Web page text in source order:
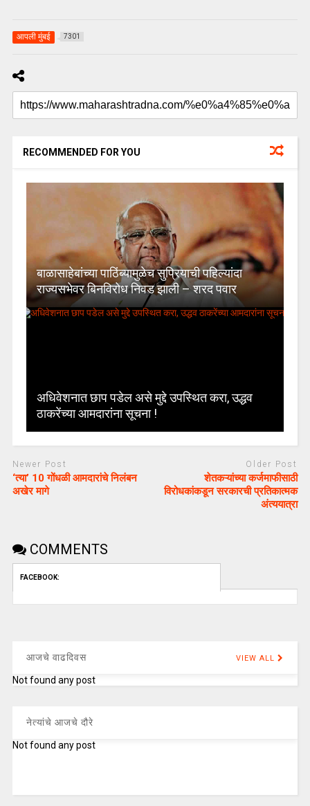
आपली मुंबई 7301
RECOMMENDED FOR YOU
बाळासाहेबांच्या पाठिंब्यामुळेच सुप्रियाची पहिल्यांदा
राज्यसभेवर बिनविरोध निवड झाली – शरद पवार
अधिवेशनात छाप पडेल असे मुद्दे उपस्थित करा, उद्धव
ठाकरेंच्या आमदारांना सूचना !
Newer Post
‘त्या’ 10 गोंधळी आमदारांचे निलंबन
अखेर मागे
Older Post
शेतकऱ्यांच्या कर्जमाफीसाठी
विरोधकांकडून सरकारची प्रतिकात्मक
अंत्ययात्रा
COMMENTS
FACEBOOK:
आजचे वाढदिवस VIEW ALL
Not found any post
नेत्यांचे आजचे दौरे
Not found any post